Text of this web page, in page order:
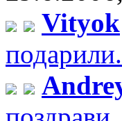
Vityok